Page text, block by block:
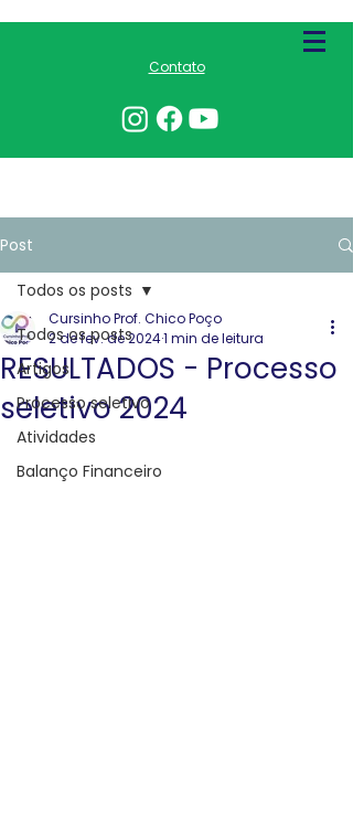
Contato
Post
Todos os posts
Artigos
Processo seletivo
Atividades
Balanço Financeiro
Todos os posts
RESULTADOS - Processo
seletivo 2024
Cursinho Prof. Chico Poço
2 de fev. de 20241 min de leitura